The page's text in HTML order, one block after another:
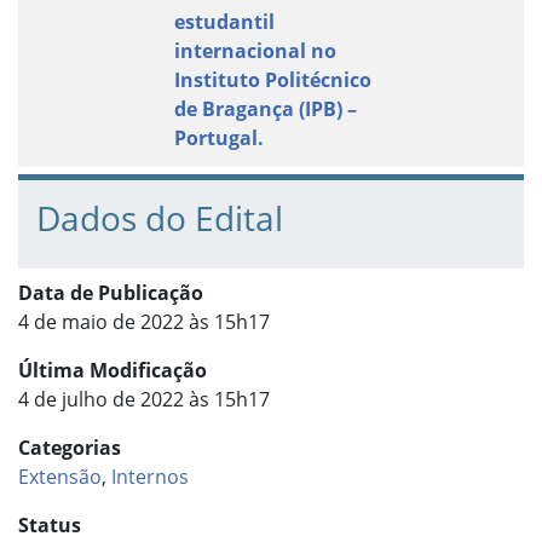
estudantil
internacional no
Instituto Politécnico
de Bragança (IPB) –
Portugal.
Dados do Edital
Data de Publicação
4 de maio de 2022 às 15h17
Última Modificação
4 de julho de 2022 às 15h17
Categorias
Extensão, Internos
Status